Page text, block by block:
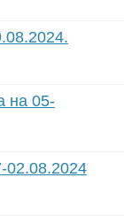
на 05-
02.08.2024